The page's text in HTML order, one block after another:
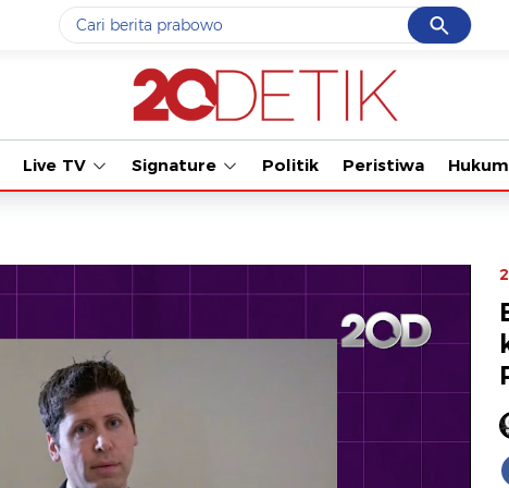
Cancel
Yang sedang ramai dicari
gempa hari ini
#3iran
#5prabowo
Terakhir yang dicari
Loading...
Tonton kabar
Live TV Signature Politik Peristiwa Hukum